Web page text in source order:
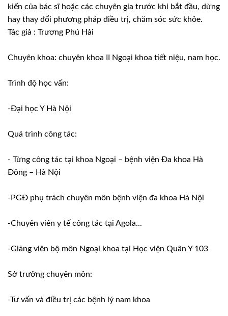
kiến của bác sĩ hoặc các chuyên gia trước khi bắt đầu, dừng
hay thay đổi phương pháp điều trị, chăm sóc sức khỏe.
Tác giả : Trương Phú Hải
Chuyên khoa: chuyên khoa II Ngoại khoa tiết niệu, nam học.
Trình độ học vấn:
-Đại học Y Hà Nội
Quá trình công tác:
- Từng công tác tại khoa Ngoại – bệnh viện Đa khoa Hà
Đông – Hà Nội
-PGĐ phụ trách chuyên môn bệnh viện đa khoa Hà Nội
-Chuyên viên y tế công tác tại Agola...
-Giảng viên bộ môn Ngoại khoa tại Học viện Quân Y 103
Sở trưởng chuyên môn:
-Tư vấn và điều trị các bệnh lý nam khoa